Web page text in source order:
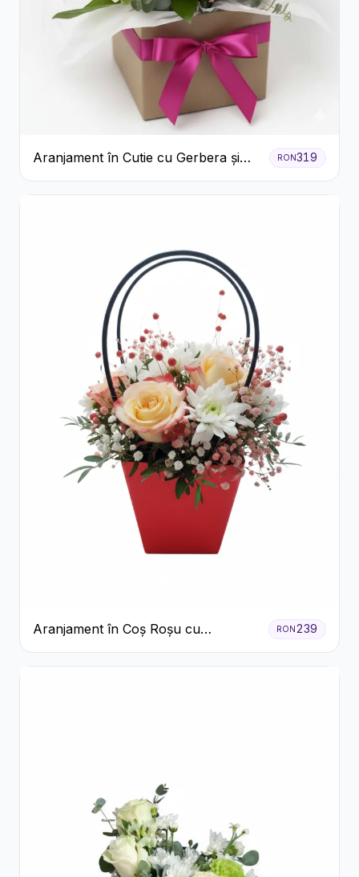
Aranjament în Cutie cu Gerbera și
Trandafiri Roz
RON319
Aranjament în Coș Roșu cu
Trandafiri și Crizanteme Albe
RON239